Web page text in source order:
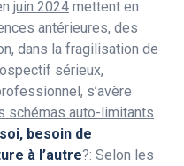
juin 2024 mettent en
antérieures, des
dans la fragilisation de
sérieux,
s’avère
schémas auto-limitants.
besoin de
à l’autre?: Selon les